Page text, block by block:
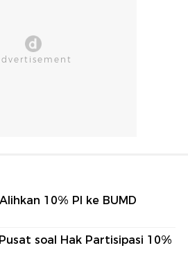
10% PI ke BUMD
soal Hak Partisipasi 10%